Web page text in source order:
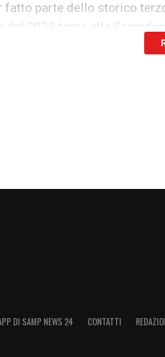
fatto parte dello storico
del 2023 torna alla
in prestito all’Empoli,
DI SAMP NEWS 24 CONTATTI